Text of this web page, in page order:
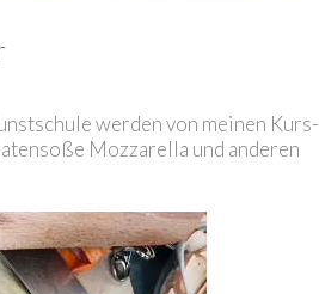
werden von meinen Kurs-
Mozzarella und anderen